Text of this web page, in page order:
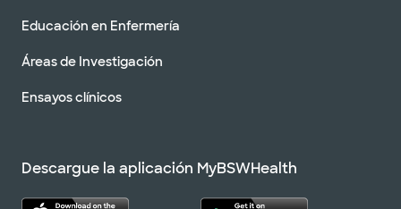
Educación en Enfermería
Áreas de Investigación
Ensayos clínicos
Descargue la aplicación MyBSWHealth